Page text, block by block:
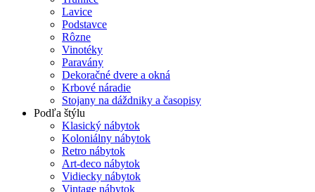
Lavice
Podstavce
Rôzne
Vinotéky
Paravány
Dekoračné dvere a okná
Krbové náradie
Stojany na dáždniky a časopisy
Podľa štýlu
Klasický nábytok
Koloniálny nábytok
Retro nábytok
Art-deco nábytok
Vidiecky nábytok
Vintage nábytok